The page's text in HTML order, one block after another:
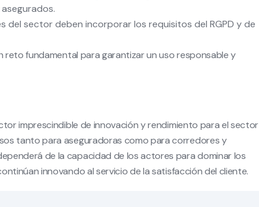
del sector deben incorporar los requisitos del RGPD y de
reto fundamental para garantizar un uso responsable y
imprescindible de innovación y rendimiento para el sector
tanto para aseguradoras como para corredores y
de la capacidad de los actores para dominar los
innovando al servicio de la satisfacción del cliente.